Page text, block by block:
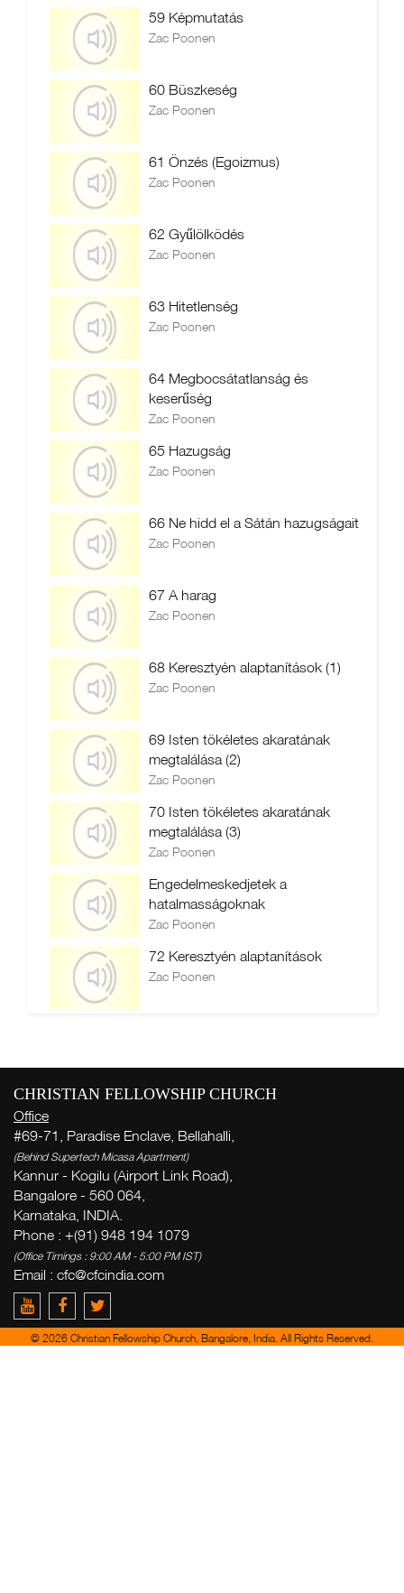
59 Képmutatás
Zac Poonen
60 Büszkeség
Zac Poonen
61 Önzés (Egoizmus)
Zac Poonen
62 Gyűlölködés
Zac Poonen
63 Hitetlenség
Zac Poonen
64 Megbocsátatlanság és
keserűség
Zac Poonen
65 Hazugság
Zac Poonen
66 Ne hidd el a Sátán hazugságait
Zac Poonen
67 A harag
Zac Poonen
68 Keresztyén alaptanítások (1)
Zac Poonen
69 Isten tökéletes akaratának
megtalálása (2)
Zac Poonen
70 Isten tökéletes akaratának
megtalálása (3)
Zac Poonen
Engedelmeskedjetek a
hatalmasságoknak
Zac Poonen
72 Keresztyén alaptanítások
Zac Poonen
CHRISTIAN FELLOWSHIP CHURCH
Office
#69-71, Paradise Enclave, Bellahalli,
(Behind Supertech Micasa Apartment)
Kannur - Kogilu (Airport Link Road),
Bangalore - 560 064,
Karnataka, INDIA.
Phone : +(91) 948 194 1079
(Office Timings : 9:00 AM - 5:00 PM IST)
Email : cfc@cfcindia.com
© 2026 Christian Fellowship Church, Bangalore, India. All Rights Reserved.